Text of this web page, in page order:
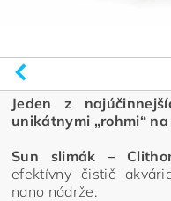
Jeden z
unikátnymi „rohmi“
Sun slimák –
efektívny čistič
nano nádrže.